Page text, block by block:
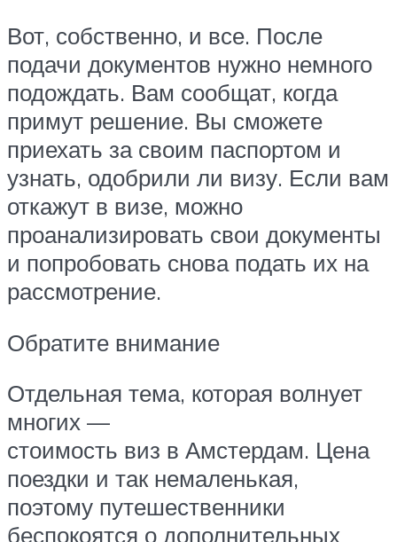
Вот, собственно, и все. После
подачи документов нужно немного
подождать. Вам сообщат, когда
примут решение. Вы сможете
приехать за своим паспортом и
узнать, одобрили ли визу. Если вам
откажут в визе, можно
проанализировать свои документы
и попробовать снова подать их на
рассмотрение.
Обратите внимание
Отдельная тема, которая волнует
многих —
стоимость виз в Амстердам. Цена
поездки и так немаленькая,
поэтому путешественники
беспокоятся о дополнительных